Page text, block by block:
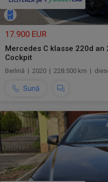
17.900 EUR
Mercedes C klasse 220d
Cockpit
Berlină | 2020 | 228.500 km |
Sună